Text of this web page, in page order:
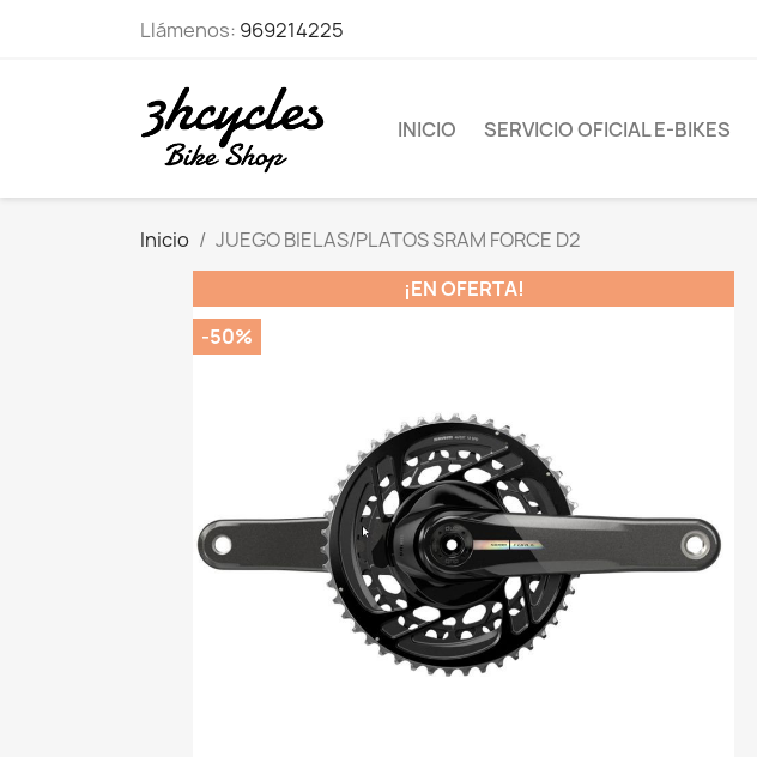
Llámenos: 969214225
INICIO SERVICIO OFICIAL E-BIKES
Inicio
JUEGO BIELAS/PLATOS SRAM FORCE D2
¡EN OFERTA!
-50%